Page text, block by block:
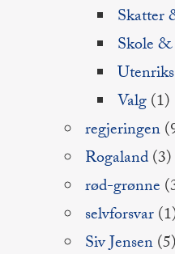
Skatter
Skole
Utenriks
Valg(1)
regjeringen
Rogaland(3)
rød-grønne
selvforsvar
Siv Jensen(5)